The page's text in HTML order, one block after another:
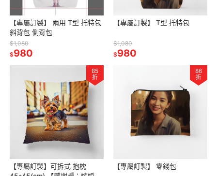
【專屬訂製】 兩用 T型 托特包
斜背包 側背包
$1,080
$980
【專屬訂製】 T型 托特包
$1,080
$980
85
折
【專屬訂製】可拆式 抱枕
86
折
【專屬訂製】 零錢包